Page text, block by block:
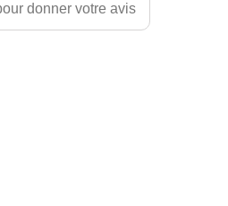
donner votre avis